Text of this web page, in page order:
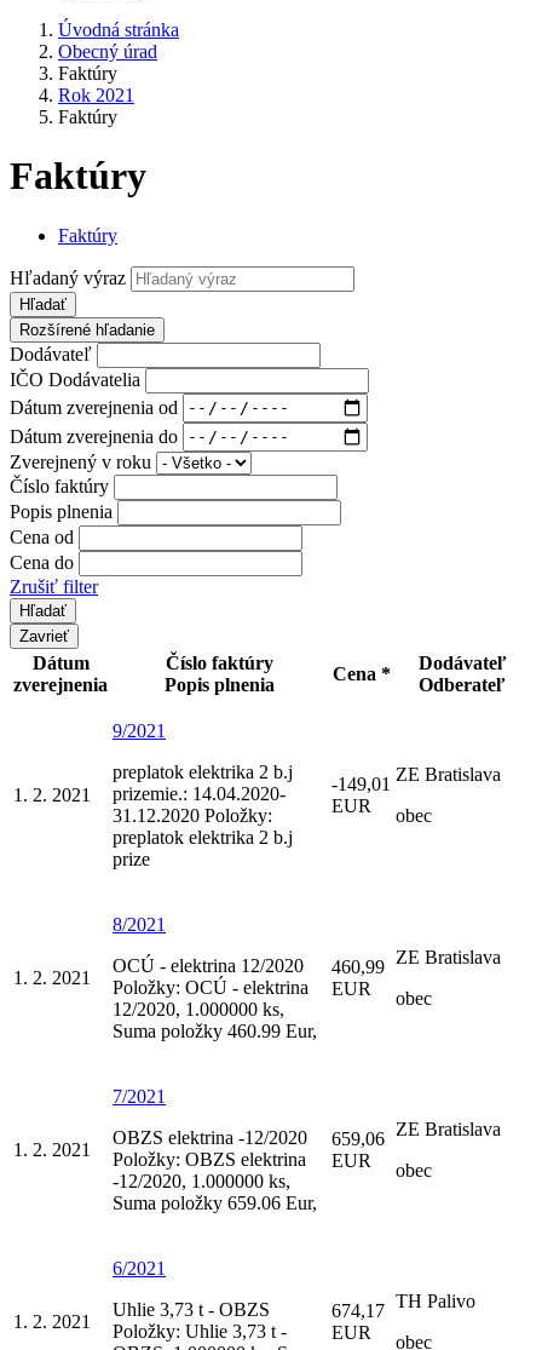
Úvodná stránka
Obecný úrad
Faktúry
Rok 2021
Faktúry
Faktúry
Faktúry
Hľadaný výraz
Hľadať
Rozšírené hľadanie
Dodávateľ
IČO Dodávatelia
Dátum zverejnenia od
Dátum zverejnenia do
Zverejnený v roku
Číslo faktúry
Popis plnenia
Cena od
Cena do
Zrušiť filter
Zavrieť
Dátum
zverejnenia
Číslo faktúry
Popis plnenia
Cena *
Dodávateľ
Odberateľ
1. 2. 2021
9/2021
preplatok elektrika 2 b.j
prizemie.: 14.04.2020-
31.12.2020 Položky:
preplatok elektrika 2 b.j
prize
-149,01
EUR
ZE Bratislava
obec
1. 2. 2021
8/2021
OCÚ - elektrina 12/2020
Položky: OCÚ - elektrina
12/2020, 1.000000 ks,
Suma položky 460.99 Eur,
460,99
EUR
ZE Bratislava
obec
1. 2. 2021
7/2021
OBZS elektrina -12/2020
Položky: OBZS elektrina
-12/2020, 1.000000 ks,
Suma položky 659.06 Eur,
659,06
EUR
ZE Bratislava
obec
1. 2. 2021
6/2021
Uhlie 3,73 t - OBZS
Položky: Uhlie 3,73 t -
674,17
EUR
TH Palivo
obec